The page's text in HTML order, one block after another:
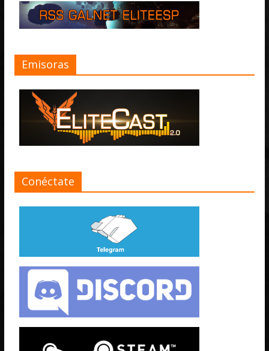
Emisoras
Conéctate